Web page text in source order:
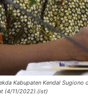
Kabupaten Kendal Sugiono
(4/11/2022).(ist)